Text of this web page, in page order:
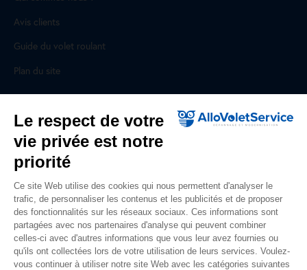
Avis clients
Guide du volet roulant
Plan du site
Pour les professionnels
Professionnels, des prestations ad hoc
Rejoignez un réseau national, nous recrutons !
Liens utiles
Mentions légales
Données personnelles
Le respect de votre
vie privée est notre
priorité
Ce site Web utilise des cookies qui nous permettent d'analyser le
trafic, de personnaliser les contenus et les publicités et de proposer
des fonctionnalités sur les réseaux sociaux. Ces informations sont
partagées avec nos partenaires d'analyse qui peuvent combiner
celles-ci avec d'autres informations que vous leur avez fournies ou
qu'ils ont collectées lors de votre utilisation de leurs services. Voulez-
vous continuer à utiliser notre site Web avec les catégories suivantes